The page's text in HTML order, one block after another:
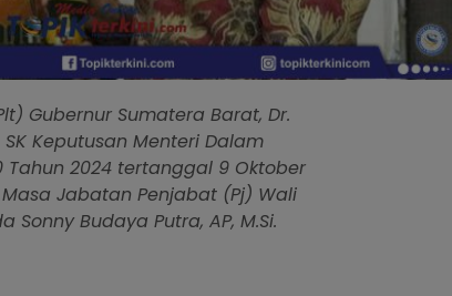
Gubernur Sumatera Barat, Dr.
Keputusan Menteri Dalam
Tahun 2024 tertanggal 9 Oktober
Jabatan Penjabat (Pj) Wali
Budaya Putra, AP, M.Si.